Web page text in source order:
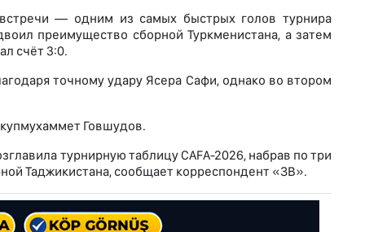
— одним из самых быстрых голов турнира
преимущество сборной Туркменистана, а затем
счёт 3:0.
точному удару Ясера Сафи, однако во втором
Говшудов.
турнирную таблицу CAFA-2026, набрав по три
Таджикистана, сообщает корреспондент «ЗВ».